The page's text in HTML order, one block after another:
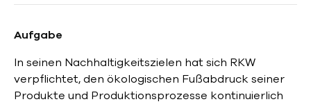
Aufgabe
In seinen Nachhaltigkeitszielen hat sich RKW
verpflichtet, den ökologischen Fußabdruck seiner
Produkte und Produktionsprozesse kontinuierlich